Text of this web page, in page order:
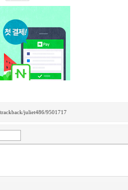
juliet486/9501717